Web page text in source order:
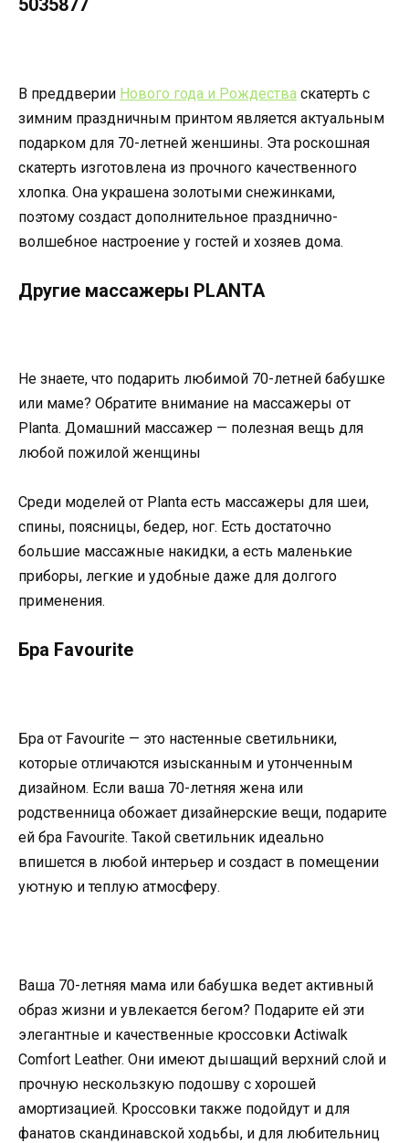
5035877
В преддверии Нового года и Рождества скатерть с
зимним праздничным принтом является актуальным
подарком для 70-летней женшины. Эта роскошная
скатерть изготовлена из прочного качественного
хлопка. Она украшена золотыми снежинками,
поэтому создаст дополнительное празднично-
волшебное настроение у гостей и хозяев дома.
Другие массажеры PLANTA
Не знаете, что подарить любимой 70-летней бабушке
или маме? Обратите внимание на массажеры от
Planta. Домашний массажер — полезная вещь для
любой пожилой женщины
Среди моделей от Planta есть массажеры для шеи,
спины, поясницы, бедер, ног. Есть достаточно
большие массажные накидки, а есть маленькие
приборы, легкие и удобные даже для долгого
применения.
Бра Favourite
Бра от Favourite — это настенные светильники,
которые отличаются изысканным и утонченным
дизайном. Если ваша 70-летняя жена или
родственница обожает дизайнерские вещи, подарите
ей бра Favourite. Такой светильник идеально
впишется в любой интерьер и создаст в помещении
уютную и теплую атмосферу.
Ваша 70-летняя мама или бабушка ведет активный
образ жизни и увлекается бегом? Подарите ей эти
элегантные и качественные кроссовки Actiwalk
Comfort Leather. Они имеют дышащий верхний слой и
прочную нескользкую подошву с хорошей
амортизацией. Кроссовки также подойдут и для
фанатов скандинавской ходьбы, и для любительниц